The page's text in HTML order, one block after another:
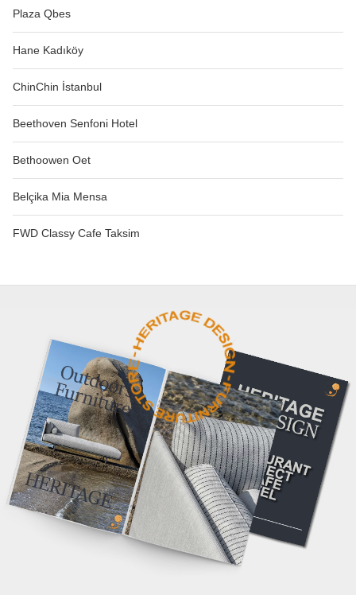
Plaza Qbes
Hane Kadıköy
ChinChin İstanbul
Beethoven Senfoni Hotel
Bethoowen Oet
Belçika Mia Mensa
FWD Classy Cafe Taksim